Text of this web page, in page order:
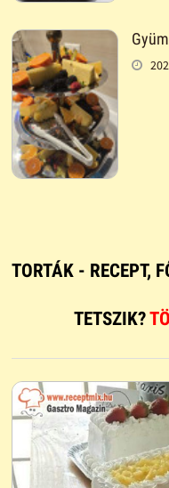
TORTÁK - RECEPT,
TETSZIK?